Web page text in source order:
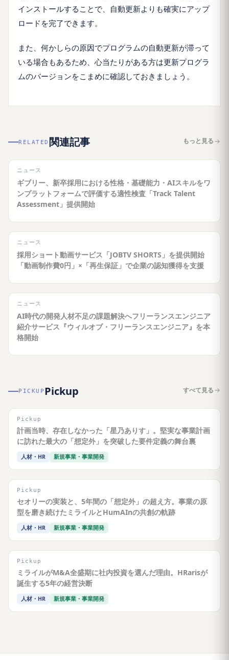
インストールすることで、自動更新よりも確実にアップ
ロードを完了できます。
また、何かしらの原因でプログラムの自動更新が滞って
いる場合もあるため、心当たりがある方は更新プログラ
ムのバージョンをこまめに確認しておきましょう。
RELATED 関連記事 もっと見る
ニュース
ギブリー、新卒採用における性格・基礎能力・AIスキルをワ
ンプラットフォームで評価する適性検査「Track Talent
Assessment」提供開始
ニュース
採用ショート動画サービス「JOBTV SHORTS」を提供開始
「動画制作費0円」×「再生保証」で企業の認知獲得を支援
ニュース
AI時代の開発人材不足の課題解決へフリーランスエンジニア
紹介サービス『ウィルオブ・フリーランスエンジニア』を本
格開始
PICKUP Pickup すべて見る
Pickup
計画当時、存在しなかった「星乃ありす」。堅実な事業計画
に訪れた最大の「想定外」を突破した要件定義の舞台裏
人材・HR 新規事業・事業開発
Pickup
セオリーの実装と、5年間の「想定外」の超え方。事業の原
型を磨き続けたミライルとHumAInの共創の軌跡
人材・HR 新規事業・事業開発
Pickup
ミライルがM&A全盛期に社内投資を選んだ理由。HRarisが
誕生する5年の経営決断
人材・HR 新規事業・事業開発